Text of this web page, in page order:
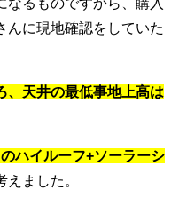
んに現地確認をしていた
、天井の最低事地上高は
ハイルーフ+ソーラーシ
えました。